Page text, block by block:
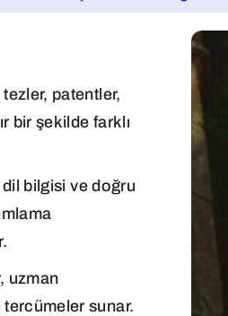
patentler,
bir şekilde farklı
bilgisi ve doğru
uzman
sunar.